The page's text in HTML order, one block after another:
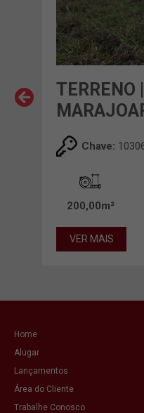
TERRENO
Chave:
200,00m²
VER MAIS
Home
Alugar
Lançamentos
Área do Cliente
Trabalhe Conosco